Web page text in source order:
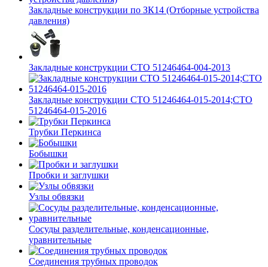
Закладные конструкции по ЗК14 (Отборные устройства
давления)
Закладные конструкции СТО 51246464-004-2013
Закладные конструкции СТО 51246464-015-2014;СТО
51246464-015-2016
Трубки Перкинса
Бобышки
Пробки и заглушки
Узлы обвязки
Сосуды разделительные, конденсационные,
уравнительные
Соединения трубных проводок